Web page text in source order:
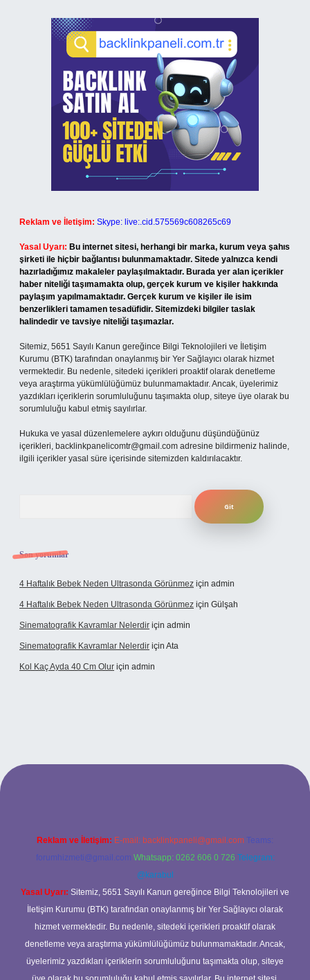
Reklam ve İletişim: Skype: live:.cid.575569c608265c69
Yasal Uyarı: Bu internet sitesi, herhangi bir marka, kurum veya şahıs
şirketi ile hiçbir bağlantısı bulunmamaktadır. Sitede yalnızca kendi
hazırladığımız makaleler paylaşılmaktadır. Burada yer alan içerikler
haber niteliği taşımamakta olup, gerçek kurum ve kişiler hakkında
paylaşım yapılmamaktadır. Gerçek kurum ve kişiler ile isim
benzerlikleri tamamen tesadüfidir. Sitemizdeki bilgiler taslak
halindedir ve tavsiye niteliği taşımazlar.
Sitemiz, 5651 Sayılı Kanun gereğince Bilgi Teknolojileri ve İletişim
Kurumu (BTK) tarafından onaylanmış bir Yer Sağlayıcı olarak hizmet
vermektedir. Bu nedenle, sitedeki içerikleri proaktif olarak denetleme
veya araştırma yükümlülüğümüz bulunmamaktadır. Ancak, üyelerimiz
yazdıkları içeriklerin sorumluluğunu taşımakta olup, siteye üye olarak bu
sorumluluğu kabul etmiş sayılırlar.
Hukuka ve yasal düzenlemelere aykırı olduğunu düşündüğünüz
içerikleri, backlinkpanelicomtr@gmail.com adresine bildirmeniz halinde,
ilgili içerikler yasal süre içerisinde sitemizden kaldırılacaktır.
Son yorumlar
4 Haftalık Bebek Neden Ultrasonda Görünmez için admin
4 Haftalık Bebek Neden Ultrasonda Görünmez için Gülşah
Sinematografik Kavramlar Nelerdir için admin
Sinematografik Kavramlar Nelerdir için Ata
Kol Kaç Ayda 40 Cm Olur için admin
Reklam ve İletişim: E-mail: backlinkpaneli@gmail.com Teams:
forumhizmeti@gmail.com Whatsapp: 0262 606 0 726 Telegram:
@karabul
Yasal Uyarı: Sitemiz, 5651 Sayılı Kanun gereğince Bilgi Teknolojileri ve
İletişim Kurumu (BTK) tarafından onaylanmış bir Yer Sağlayıcı olarak
hizmet vermektedir. Bu nedenle, sitedeki içerikleri proaktif olarak
denetleme veya araştırma yükümlülüğümüz bulunmamaktadır. Ancak,
üyelerimiz yazdıkları içeriklerin sorumluluğunu taşımakta olup, siteye